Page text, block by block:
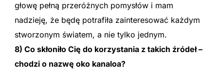
głowę pełną przeróżnych pomysłów i mam
nadzieję, że będę potrafiła zainteresować każdym
stworzonym światem, a nie tylko jednym.
8) Co skłoniło Cię do korzystania z takich źródeł –
chodzi o nazwę oko kanaloa?